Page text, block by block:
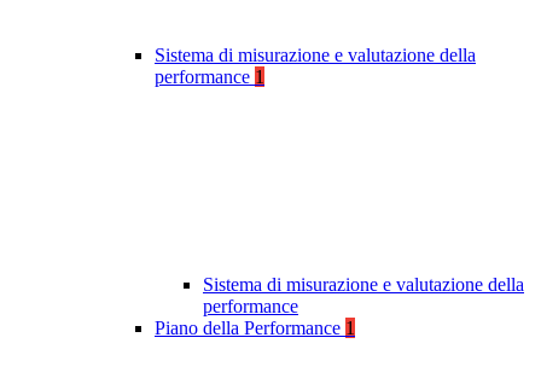
Sistema di misurazione e valutazione della
performance 1
Sistema di misurazione e valutazione della
performance
Piano della Performance 1